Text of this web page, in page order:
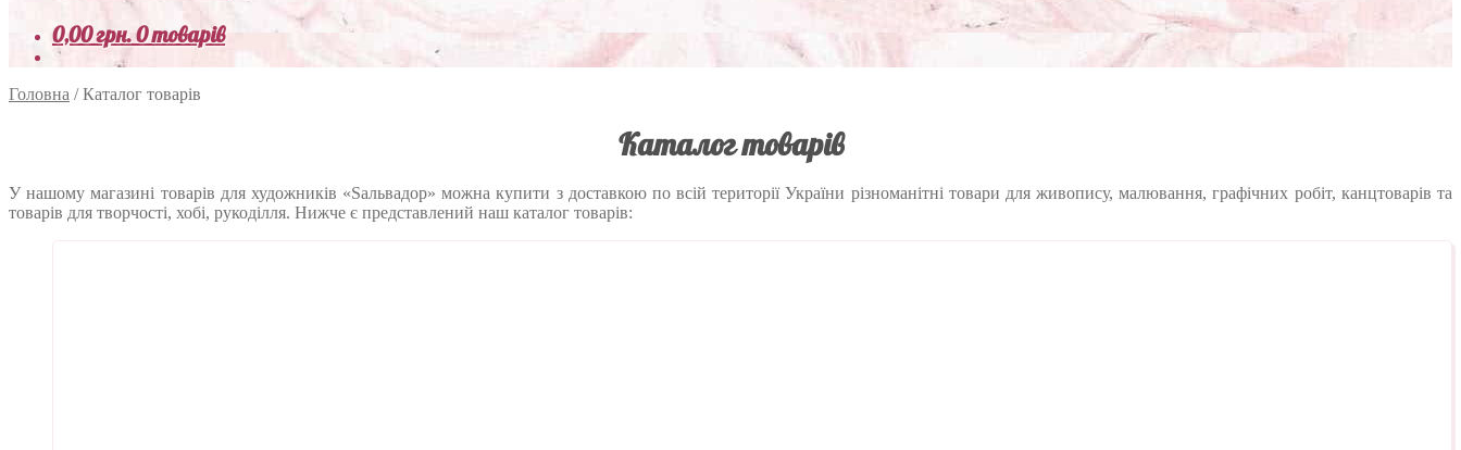
0,00грн.0 товарів
Головна /Каталог товарів
Каталог товарів
У нашому магазині товарів для художників «Sальвадор» можна купити з доставкою по всій території України різноманітні товари для живопису, малювання, графічних робіт, канцтоварів та
товарів для творчості, хобі, рукоділля. Нижче є представлений наш каталог товарів: